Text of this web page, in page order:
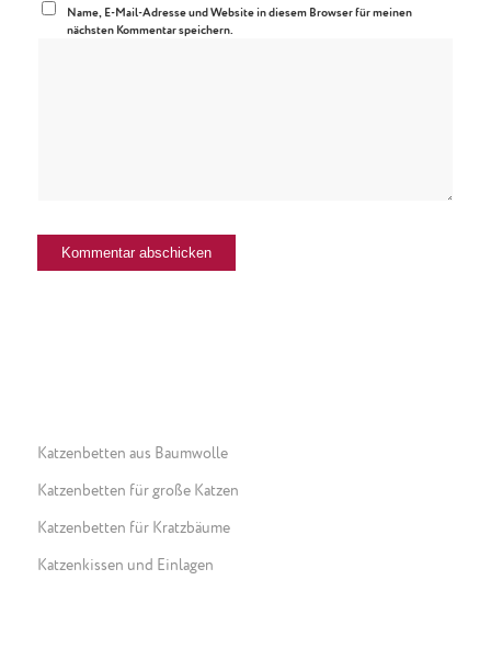
Name, E-Mail-Adresse und Website in diesem Browser für meinen
nächsten Kommentar speichern.
Katzenbetten aus Baumwolle
Katzenbetten für große Katzen
Katzenbetten für Kratzbäume
Katzenkissen und Einlagen